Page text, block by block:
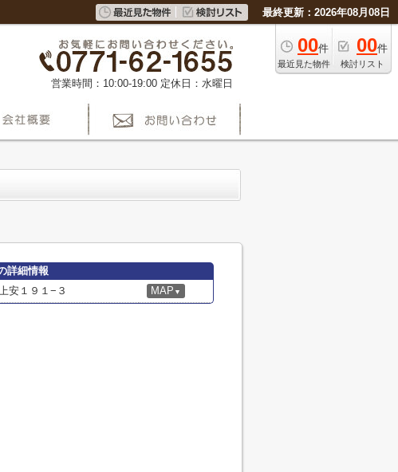
最終更新：2026年08月08日
00件
最近見た物件
00件
検討リスト
営業時間：10:00-19:00 定休日：水曜日
詳細情報
安１９１−３ MAP ▼